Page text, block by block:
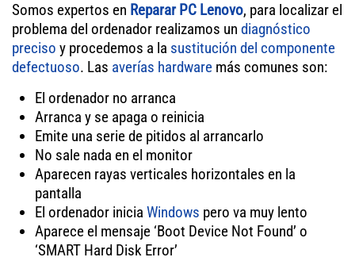
Somos expertos en Reparar PC Lenovo, para localizar el
problema del ordenador realizamos un diagnóstico
preciso y procedemos a la sustitución del componente
defectuoso. Las averías hardware más comunes son:
El ordenador no arranca
Arranca y se apaga o reinicia
Emite una serie de pitidos al arrancarlo
No sale nada en el monitor
Aparecen rayas verticales horizontales en la
pantalla
El ordenador inicia Windows pero va muy lento
Aparece el mensaje ‘Boot Device Not Found’ o
‘SMART Hard Disk Error’